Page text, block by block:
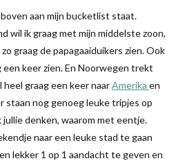
aan mijn bucketlist staat.
wil ik graag met mijn middelste zoon,
graag de papagaaiduikers zien. Ook
keer zien. En Noorwegen trekt
heel graag een keer naarAmerika en
staan nog genoeg leuke tripjes op
denken, waarom met eentje.
naar een leuke stad te gaan
lekker 1 op 1 aandacht te geven en